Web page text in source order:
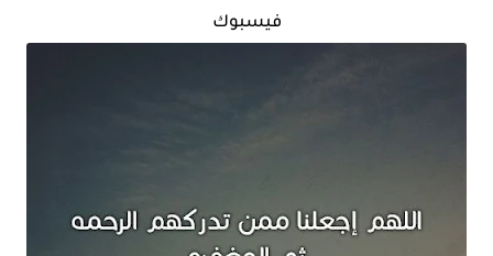
فيسبوك